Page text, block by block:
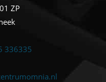
ZP
336335